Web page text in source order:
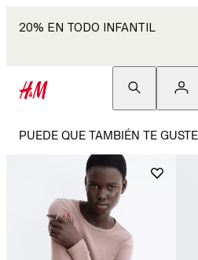
20% EN TODO INFANTIL
PUEDE QUE TAMBIÉN TE GUSTE